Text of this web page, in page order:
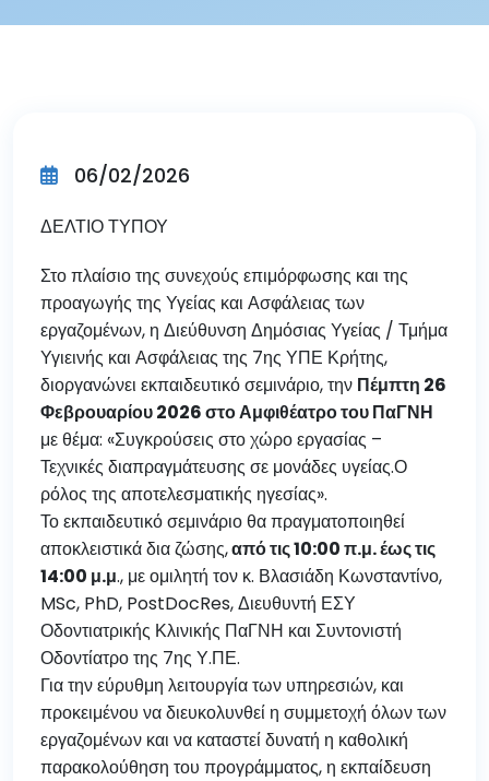
06/02/2026
ΔΕΛΤΙΟ ΤΥΠΟΥ
Στο πλαίσιο της συνεχούς επιμόρφωσης και της
προαγωγής της Υγείας και Ασφάλειας των
εργαζομένων, η Διεύθυνση Δημόσιας Υγείας / Τμήμα
Υγιεινής και Ασφάλειας της 7ης ΥΠΕ Κρήτης,
διοργανώνει εκπαιδευτικό σεμινάριο, την Πέμπτη 26
Φεβρουαρίου 2026 στο Αμφιθέατρο του ΠαΓΝΗ
με θέμα: «Συγκρούσεις στο χώρο εργασίας –
Τεχνικές διαπραγμάτευσης σε μονάδες υγείας.Ο
ρόλος της αποτελεσματικής ηγεσίας».
Το εκπαιδευτικό σεμινάριο θα πραγματοποιηθεί
αποκλειστικά δια ζώσης,από τις 10:00 π.μ. έως τις
14:00 μ.μ., με ομιλητή τον κ. Βλασιάδη Κωνσταντίνο,
MSc, PhD, PostDocRes, Διευθυντή ΕΣΥ
Οδοντιατρικής Κλινικής ΠαΓΝΗ και Συντονιστή
Οδοντίατρο της 7ης Υ.ΠΕ.
Για την εύρυθμη λειτουργία των υπηρεσιών, και
προκειμένου να διευκολυνθεί η συμμετοχή όλων των
εργαζομένων και να καταστεί δυνατή η καθολική
παρακολούθηση του προγράμματος, η εκπαίδευση